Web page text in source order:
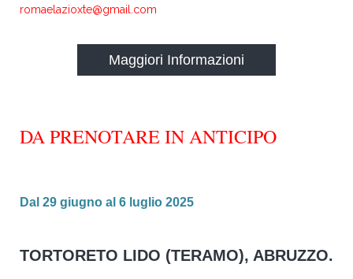
romaelazioxte@gmail.com
Maggiori Informazioni
DA PRENOTARE IN ANTICIPO
Dal 29 giugno al 6 luglio 2025
TORTORETO LIDO (TERAMO), ABRUZZO.